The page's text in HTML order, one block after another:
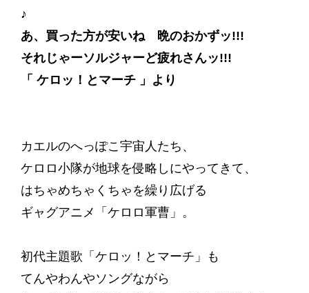
♪
あ、買った方が安いね 晩のおかずッ!!!
それじゃーソルジャーど疲れさんッ!!!
「 ケロッ！とマーチ 」より
カエルのへっぽこ宇宙人たち、
ケロロ小隊が地球を侵略しにやってきて、
はちゃめちゃくちゃを繰り広げる
ギャグアニメ「ケロロ軍曹」。
初代主題歌「ケロッ！とマーチ」も
てんやわんやソングながら